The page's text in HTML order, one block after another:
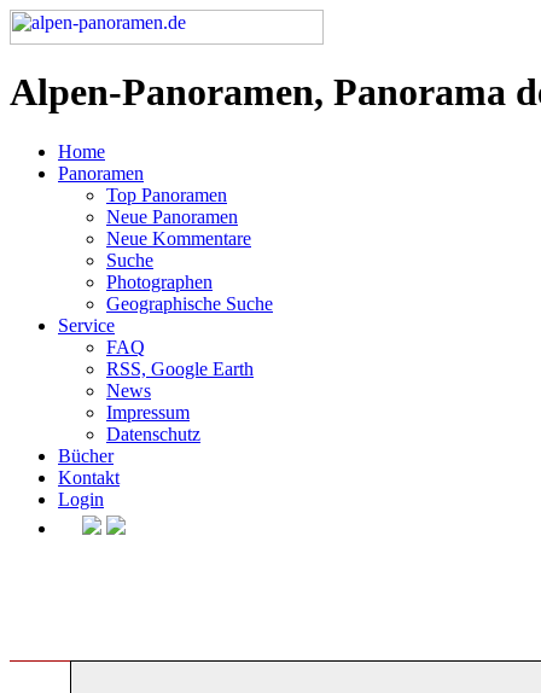
Alpen-Panoramen, Panorama
Home
Panoramen
Top Panoramen
Neue Panoramen
Neue Kommentare
Suche
Photographen
Geographische Suche
Service
FAQ
RSS, Google Earth
News
Impressum
Datenschutz
Bücher
Kontakt
Login